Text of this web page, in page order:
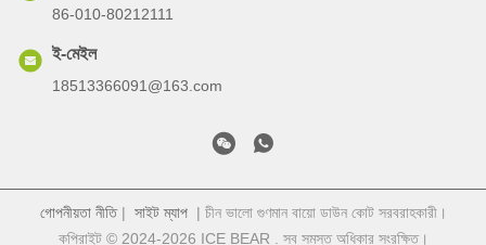
86-010-80212111
ই-মেইল
18513366091@163.com
গোপনীয়তা নীতি| সাইট ম্যাপ| চীন ভালো গুণমান বায়ো ডাউন কোট সরবরাহকারী।
কপিরাইট © 2024-2026 ICE BEAR . সব সমস্ত অধিকার সংরক্ষিত।